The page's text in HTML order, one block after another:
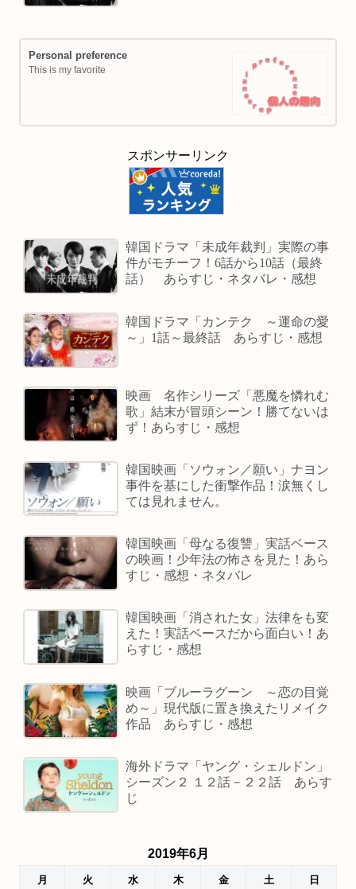
Personal preference
This is my favorite
スポンサーリンク
韓国ドラマ「未成年裁判」実際の事
件がモチーフ！6話から10話（最終
話） あらすじ・ネタバレ・感想
韓国ドラマ「カンテク ～運命の愛
～」1話～最終話 あらすじ・感想
映画 名作シリーズ「悪魔を憐れむ
歌」結末が冒頭シーン！勝てないは
ず！あらすじ・感想
韓国映画「ソウォン／願い」ナヨン
事件を基にした衝撃作品！涙無くし
ては見れません。
韓国映画「母なる復讐」実話ベース
の映画！少年法の怖さを見た！あら
すじ・感想・ネタバレ
韓国映画「消された女」法律をも変
えた！実話ベースだから面白い！あ
らすじ・感想
映画「ブルーラグーン ～恋の目覚
め～」現代版に置き換えたリメイク
作品 あらすじ・感想
海外ドラマ「ヤング・シェルドン」
シーズン２ １２話－２２話 あらす
じ
2019年6月
月 火 水 木 金 土 日